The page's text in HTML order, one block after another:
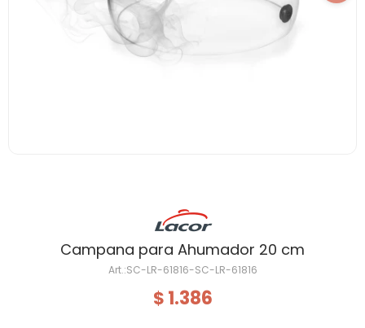
Campana para Ahumador 20 cm
SC-LR-61816-SC-LR-61816
$ 1.386